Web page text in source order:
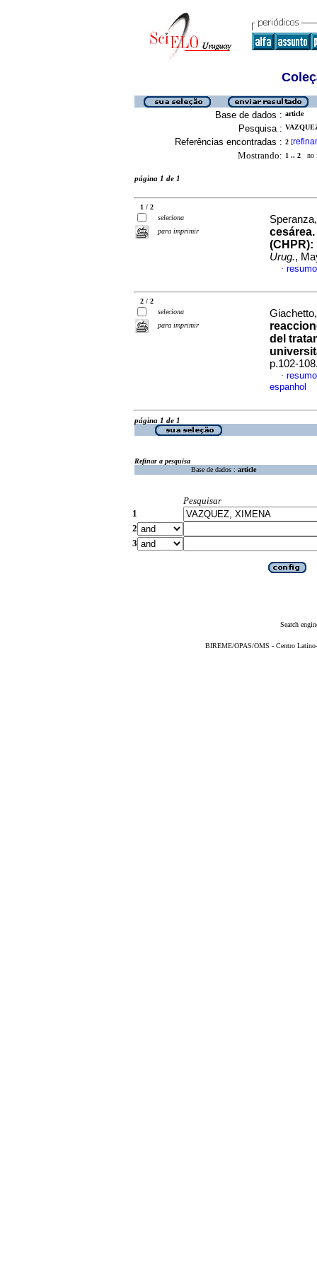
Base de dados : article
Pesquisa :
Referências encontradas : 2 [refinar
Mostrando: 1 .. 2 no
página 1 de 1
1 / 2
seleciona
para imprimir
cesárea.
(CHPR):
Urug.,
·
2 / 2
seleciona
para imprimir
del
p.102-
·
espanhol
página 1 de 1
Refinar a pesquisa
Base de dados : article
Pesquisar
1
2
3
Search
BIREME/OPAS/OMS - Centro Latino-